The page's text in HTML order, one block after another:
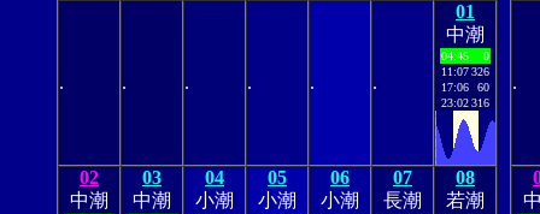
. . . . . .
01
中潮
04:45
0
11:07326
17:06
60
23:02316
02
中潮
03
中潮
04
小潮
05
小潮
06
小潮
07
長潮
08
若潮
.